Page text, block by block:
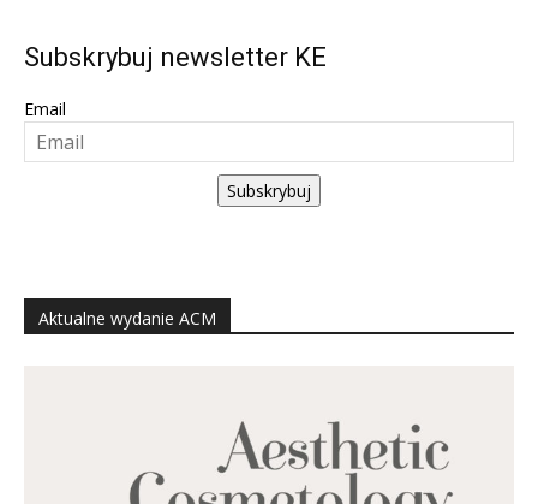
Subskrybuj newsletter KE
Email
Subskrybuj
Aktualne wydanie ACM